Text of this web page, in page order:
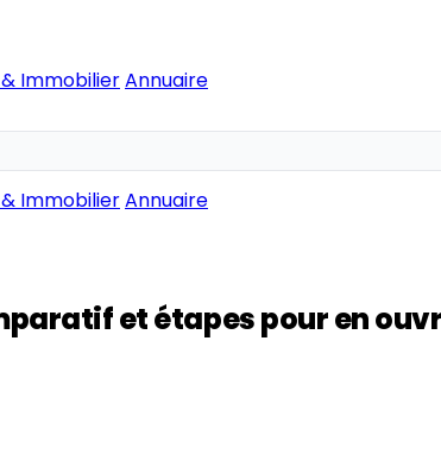
ImmobilierAnnuaire
ImmobilierAnnuaire
et étapes pour en